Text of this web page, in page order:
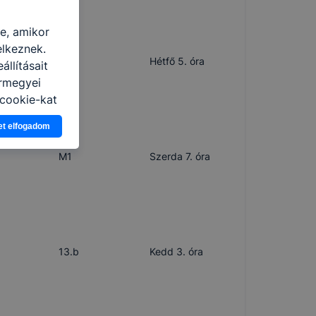
Hétfő 5. óra
M1 Szerda 7. óra
13.b Kedd 3. óra
amikor
kat
hogyan
Önnek
elfogadom